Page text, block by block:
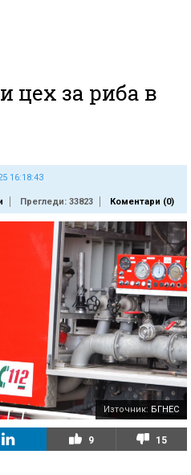
за риба в
16:18:43
Прегледи: 33823 Коментари (0)
Източник: БГНЕС
9 15